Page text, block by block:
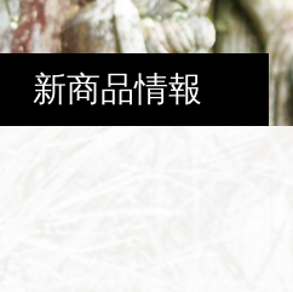
新商品情報